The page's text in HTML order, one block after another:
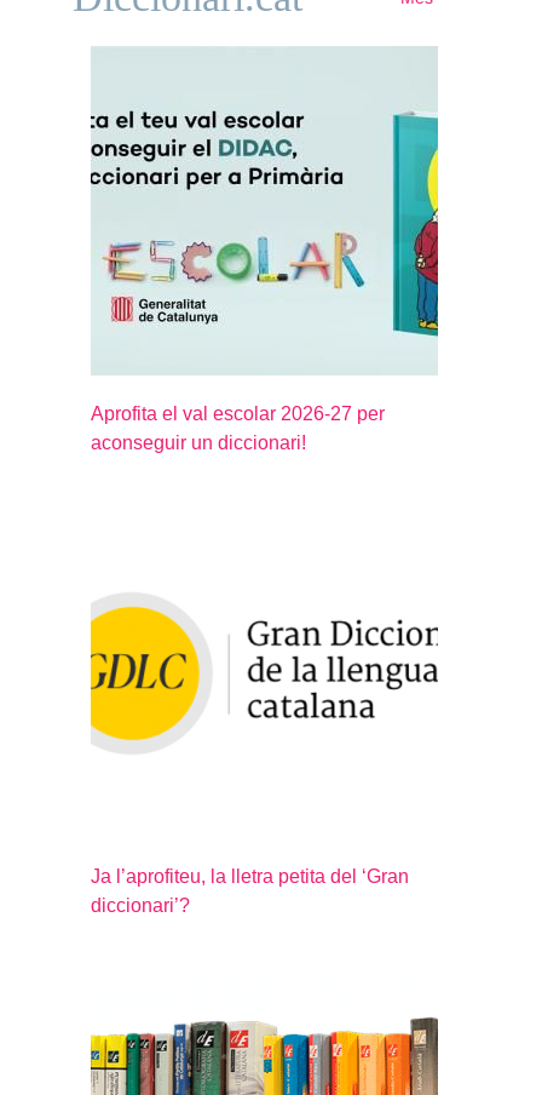
Aprofita el val escolar 2026-27 per
aconseguir un diccionari!
Ja l’aprofiteu, la lletra petita del ‘Gran
diccionari’?